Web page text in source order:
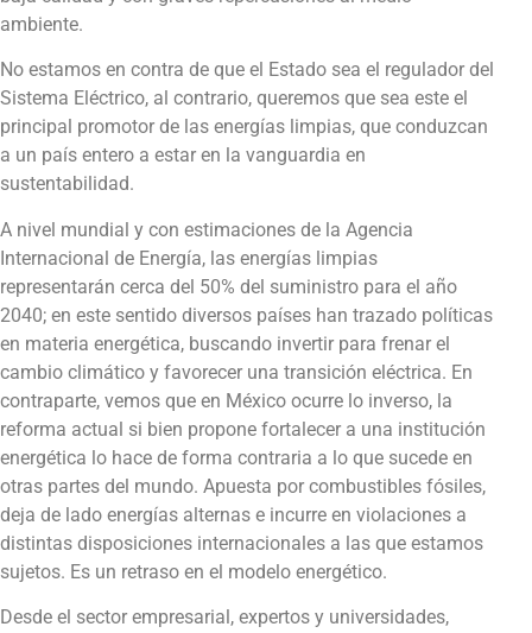
ambiente.
No estamos en contra de que el Estado sea el regulador del
Sistema Eléctrico, al contrario, queremos que sea este el
principal promotor de las energías limpias, que conduzcan
a un país entero a estar en la vanguardia en
sustentabilidad.
A nivel mundial y con estimaciones de la Agencia
Internacional de Energía, las energías limpias
representarán cerca del 50% del suministro para el año
2040; en este sentido diversos países han trazado políticas
en materia energética, buscando invertir para frenar el
cambio climático y favorecer una transición eléctrica. En
contraparte, vemos que en México ocurre lo inverso, la
reforma actual si bien propone fortalecer a una institución
energética lo hace de forma contraria a lo que sucede en
otras partes del mundo. Apuesta por combustibles fósiles,
deja de lado energías alternas e incurre en violaciones a
distintas disposiciones internacionales a las que estamos
sujetos. Es un retraso en el modelo energético.
Desde el sector empresarial, expertos y universidades,